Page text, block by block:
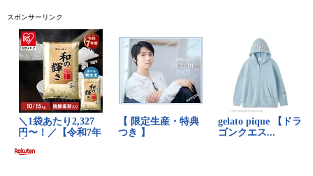
スポンサーリンク